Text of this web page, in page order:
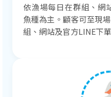
依漁場每日在群組、網
魚種為主。顧客可至現
組、網站及官方LINE下